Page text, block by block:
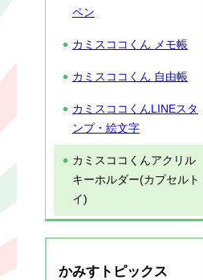
ペン
カミスココくん メモ帳
カミスココくん 自由帳
カミスココくんLINEスタ
ンプ・絵文字
カミスココくんアクリル
キーホルダー(カプセルト
イ)
かみすトピックス